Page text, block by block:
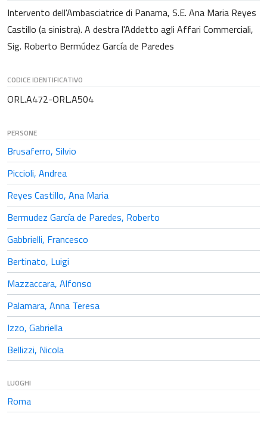
Intervento dell'Ambasciatrice di Panama, S.E. Ana Maria Reyes
Castillo (a sinistra). A destra l'Addetto agli Affari Commerciali,
Sig. Roberto Bermúdez García de Paredes
CODICE IDENTIFICATIVO
ORL.A472-ORL.A504
PERSONE
Brusaferro, Silvio
Piccioli, Andrea
Reyes Castillo, Ana Maria
Bermudez García de Paredes, Roberto
Gabbrielli, Francesco
Bertinato, Luigi
Mazzaccara, Alfonso
Palamara, Anna Teresa
Izzo, Gabriella
Bellizzi, Nicola
LUOGHI
Roma